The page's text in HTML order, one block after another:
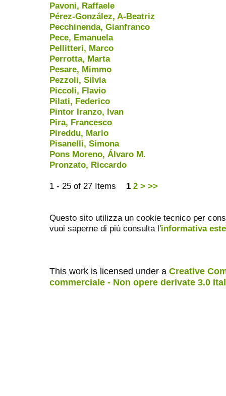
Pavoni, Raffaele
Pérez-González, A-Beatriz
Pecchinenda, Gianfranco
Pece, Emanuela
Pellitteri, Marco
Perrotta, Marta
Pesare, Mimmo
Pezzoli, Silvia
Piccoli, Flavio
Pilati, Federico
Pintor Iranzo, Ivan
Pira, Francesco
Pireddu, Mario
Pisanelli, Simona
Pons Moreno, Álvaro M.
Pronzato, Riccardo
1 - 25 of 27 Items 1 2 > >>
Questo sito utilizza un cookie tecnico per
vuoi saperne di più consulta l'informativa
This work is licensed under a Creative
commerciale - Non opere derivate 3.0